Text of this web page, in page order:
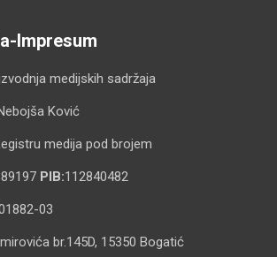
Impresum
medijskih sadržaja
Ković
medija pod brojem
PIB:112840482
03
br.145D, 15350 Bogatić